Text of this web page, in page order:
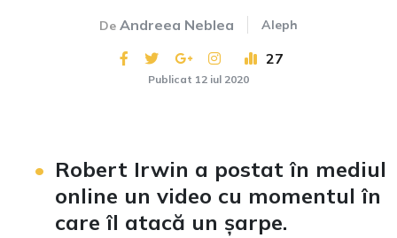
De Andreea Neblea Aleph
27
Publicat 12 iul 2020
Robert Irwin a postat în mediul
online un video cu momentul în
care îl atacă un șarpe.